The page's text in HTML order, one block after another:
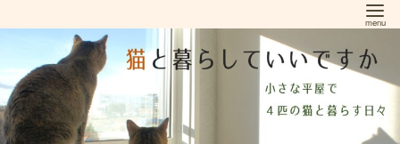
ン
ン
ツ
へ